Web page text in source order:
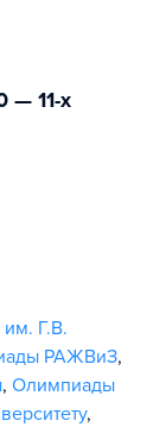
Г.В.
РАЖВиЗ,
, Олимпиады
,